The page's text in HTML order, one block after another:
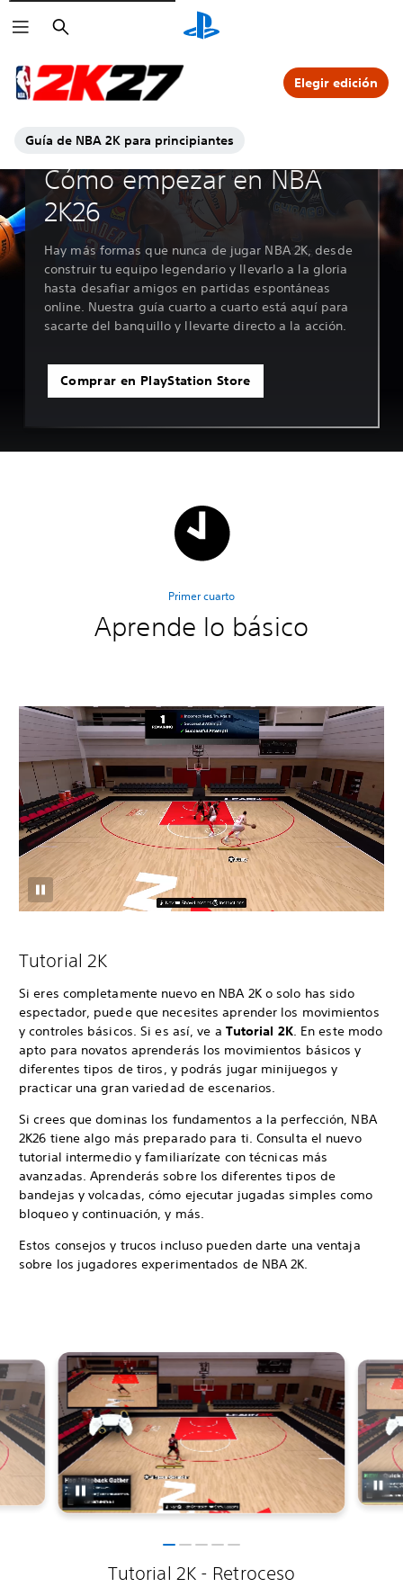
Buscar
Guía de NBA 2K para principiantes
Elegir edición
Análisis exhaustivo de las características
Cómo empezar en NBA
2K26
Hay más formas que nunca de jugar NBA 2K, desde
construir tu equipo legendario y llevarlo a la gloria
hasta desafiar amigos en partidas espontáneas
online. Nuestra guía cuarto a cuarto está aquí para
sacarte del banquillo y llevarte directo a la acción.
Comprar en PlayStation Store
Primer cuarto
Aprende lo básico
Tutorial 2K
Si eres completamente nuevo en NBA 2K o solo has sido
espectador, puede que necesites aprender los movimientos
y controles básicos. Si es así, ve a Tutorial 2K. En este modo
apto para novatos aprenderás los movimientos básicos y
diferentes tipos de tiros, y podrás jugar minijuegos y
practicar una gran variedad de escenarios.
Si crees que dominas los fundamentos a la perfección, NBA
2K26 tiene algo más preparado para ti. Consulta el nuevo
tutorial intermedio y familiarízate con técnicas más
avanzadas. Aprenderás sobre los diferentes tipos de
bandejas y volcadas, cómo ejecutar jugadas simples como
bloqueo y continuación, y más.
Estos consejos y trucos incluso pueden darte una ventaja
sobre los jugadores experimentados de NBA 2K.
Tutorial 2K - Retroceso